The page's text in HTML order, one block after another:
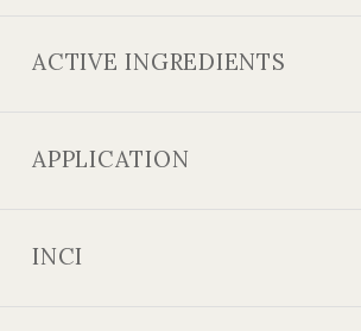
ACTIVE INGREDIENTS
APPLICATION
INCI